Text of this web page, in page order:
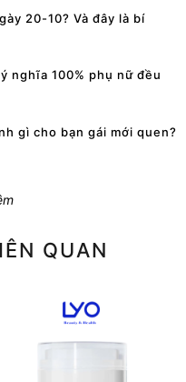
20-10? Và đây là bí
nghĩa 100% phụ nữ đều
gì cho bạn gái mới quen?
QUAN